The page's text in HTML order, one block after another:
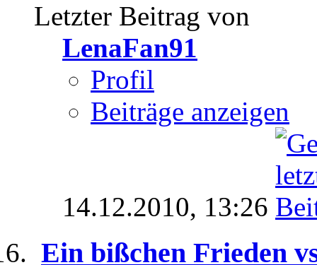
Letzter Beitrag von
LenaFan91
Profil
Beiträge anzeigen
14.12.2010, 13:26
Ein bißchen Frieden